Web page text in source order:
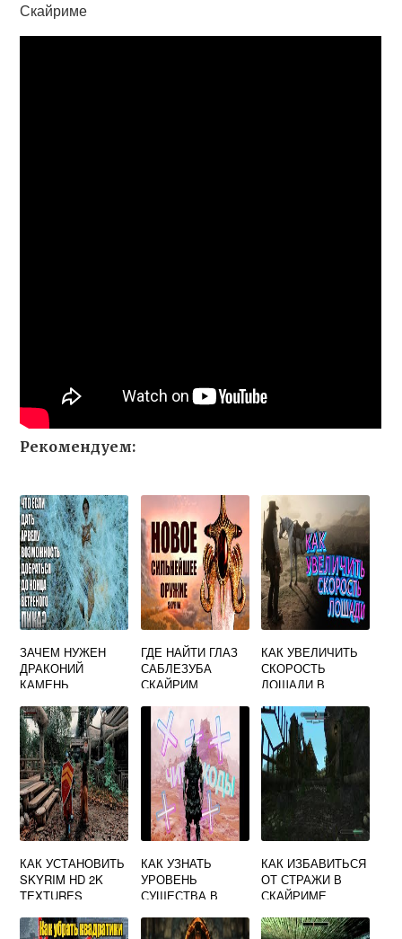
Скайриме
Рекомендуем:
ЗАЧЕМ НУЖЕН
ДРАКОНИЙ
КАМЕНЬ
ГДЕ НАЙТИ ГЛАЗ
САБЛЕЗУБА
СКАЙРИМ
КАК УВЕЛИЧИТЬ
СКОРОСТЬ
ЛОШАДИ В
КАК УСТАНОВИТЬ
SKYRIM HD 2K
TEXTURES
КАК УЗНАТЬ
УРОВЕНЬ
СУЩЕСТВА В
КАК ИЗБАВИТЬСЯ
ОТ СТРАЖИ В
СКАЙРИМЕ